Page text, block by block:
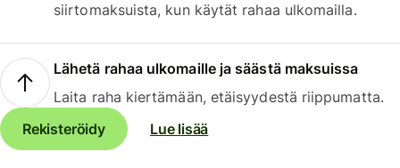
siirtomaksuista, kun käytät rahaa ulkomailla.
Lähetä rahaa ulkomaille ja säästä maksuissa
Laita raha kiertämään, etäisyydestä riippumatta.
Rekisteröidy
Lue lisää